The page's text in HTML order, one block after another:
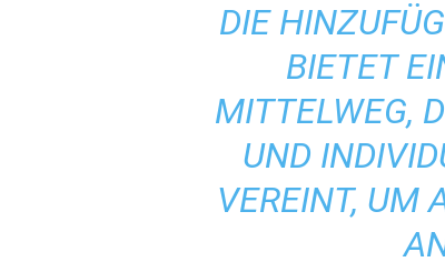
DIE
BIETET
MITTELWEG,
UND
VEREINT, UM